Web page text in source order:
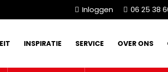
Inloggen 06 25 38
INSPIRATIE SERVICE OVER ONS